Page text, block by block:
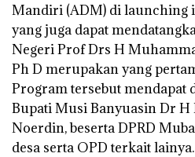
Mandiri (ADM) di launching
yang juga dapat
Negeri Prof Drs H
Ph D merupakan yang
Program tersebut mendapat
Bupati Musi Banyuasin Dr H
Noerdin, beserta DPRD
desa serta OPD terkait lainya.